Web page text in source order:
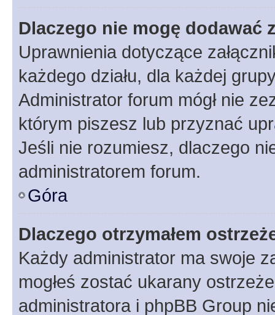
Dlaczego nie mogę dodawać
Uprawnienia dotyczące
każdego działu, dla każdej
Administrator forum mógł nie
którym piszesz lub przyznać
Jeśli nie rozumiesz, dlaczego
administratorem forum.
Góra
Dlaczego otrzymałem
Każdy administrator ma swoje
mogłeś zostać ukarany
administratora i phpBB Group